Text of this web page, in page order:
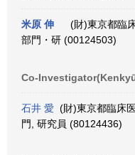
米原 伸
(財)東京都臨
部門・研 (00124503)
Co-
石井 愛 (財)東京都臨床
門, 研究員 (80124436)